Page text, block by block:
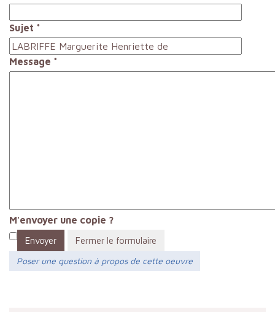
Sujet *
Message *
M'envoyer une copie ?
Envoyer
Fermer le formulaire
Poser une question à propos de cette oeuvre